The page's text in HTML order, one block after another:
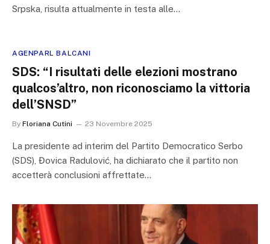
Srpska, risulta attualmente in testa alle…
AGENPARL BALCANI
SDS: “I risultati delle elezioni mostrano
qualcos’altro, non riconosciamo la vittoria
dell’SNSD”
By Floriana Cutini 23 Novembre 2025
La presidente ad interim del Partito Democratico Serbo
(SDS), Đovica Radulović, ha dichiarato che il partito non
accetterà conclusioni affrettate…